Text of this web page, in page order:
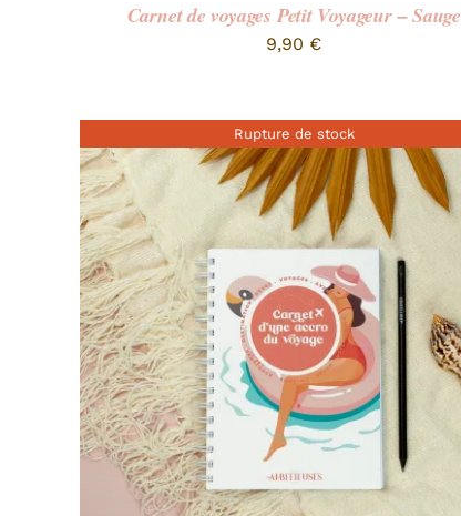
Carnet de voyages Petit Voyageur – Sauge
9,90 €
Rupture de stock